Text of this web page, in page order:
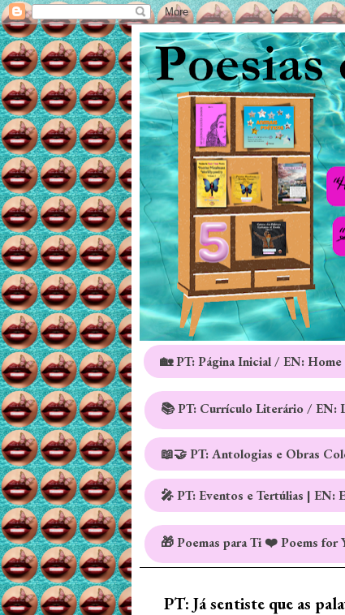
🏡 PT: Página Inicial / EN: Home
📚 PT: Currículo Literário / EN:
📖🤝 PT: Antologias e Obras
🎤 PT: Eventos e Tertúlias | EN:
🎁 Poemas para Ti ❤️ Poems for
PT: Já sentiste que as